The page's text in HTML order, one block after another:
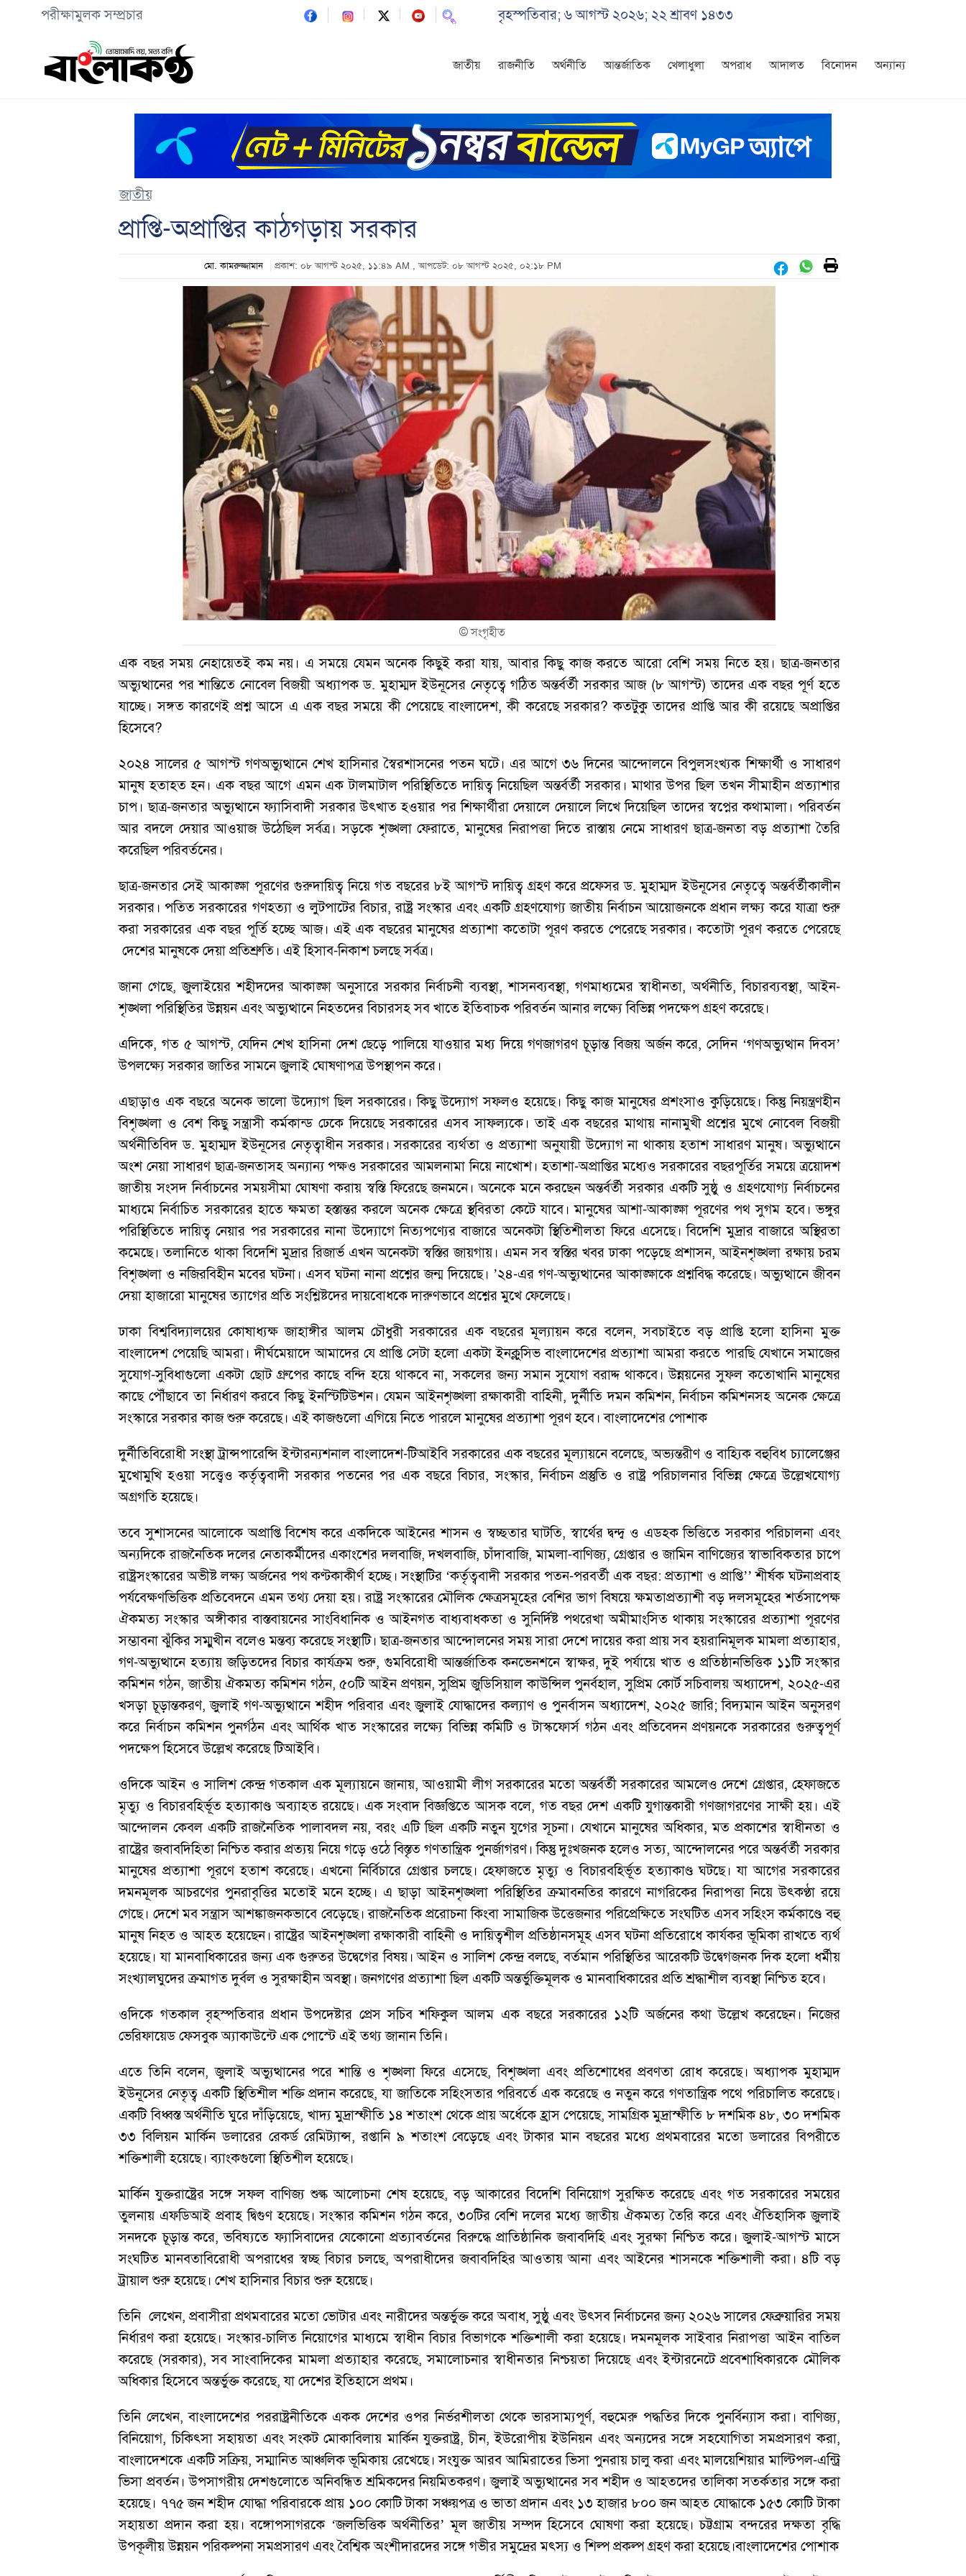
পরীক্ষামুলক সম্প্রচার বৃহস্পতিবার; ৬ আগস্ট ২০২৬; ২২ শ্রাবণ ১৪৩৩
জাতীয় রাজনীতি অর্থনীতি আন্তর্জাতিক খেলাধুলা অপরাধ আদালত বিনোদন অন্যান্য
জাতীয়
প্রাপ্তি-অপ্রাপ্তির কাঠগড়ায় সরকার
মো. কামরুজ্জামান প্রকাশ: ০৮ আগস্ট ২০২৫, ১১:৪৯ AM , আপডেট: ০৮ আগস্ট ২০২৫, ০২:১৮ PM
©সংগৃহীত
এক বছর সময় নেহায়েতই কম নয়। এ সময়ে যেমন অনেক কিছুই করা যায়, আবার কিছু কাজ করতে আরো বেশি সময় নিতে হয়। ছাত্র-জনতার
অভ্যুত্থানের পর শান্তিতে নোবেল বিজয়ী অধ্যাপক ড. মুহাম্মদ ইউনূসের নেতৃত্বে গঠিত অন্তর্বর্তী সরকার আজ (৮ আগস্ট) তাদের এক বছর পূর্ণ হতে
যাচ্ছে। সঙ্গত কারণেই প্রশ্ন আসে এ এক বছর সময়ে কী পেয়েছে বাংলাদেশ, কী করেছে সরকার? কতটুকু তাদের প্রাপ্তি আর কী রয়েছে অপ্রাপ্তির
হিসেবে?
২০২৪ সালের ৫ আগস্ট গণঅভ্যুত্থানে শেখ হাসিনার স্বৈরশাসনের পতন ঘটে। এর আগে ৩৬ দিনের আন্দোলনে বিপুলসংখ্যক শিক্ষার্থী ও সাধারণ
মানুষ হতাহত হন। এক বছর আগে এমন এক টালমাটাল পরিস্থিতিতে দায়িত্ব নিয়েছিল অন্তর্বর্তী সরকার। মাথার উপর ছিল তখন সীমাহীন প্রত্যাশার
চাপ। ছাত্র-জনতার অভ্যুত্থানে ফ্যাসিবাদী সরকার উৎখাত হওয়ার পর শিক্ষার্থীরা দেয়ালে দেয়ালে লিখে দিয়েছিল তাদের স্বপ্নের কথামালা। পরিবর্তন
আর বদলে দেয়ার আওয়াজ উঠেছিল সর্বত্র। সড়কে শৃঙ্খলা ফেরাতে, মানুষের নিরাপত্তা দিতে রাস্তায় নেমে সাধারণ ছাত্র-জনতা বড় প্রত্যাশা তৈরি
করেছিল পরিবর্তনের।
ছাত্র-জনতার সেই আকাঙ্ক্ষা পূরণের গুরুদায়িত্ব নিয়ে গত বছরের ৮ই আগস্ট দায়িত্ব গ্রহণ করে প্রফেসর ড. মুহাম্মদ ইউনূসের নেতৃত্বে অন্তর্বর্তীকালীন
সরকার। পতিত সরকারের গণহত্যা ও লুটপাটের বিচার, রাষ্ট্র সংস্কার এবং একটি গ্রহণযোগ্য জাতীয় নির্বাচন আয়োজনকে প্রধান লক্ষ্য করে যাত্রা শুরু
করা সরকারের এক বছর পূর্তি হচ্ছে আজ। এই এক বছরের মানুষের প্রত্যাশা কতোটা পূরণ করতে পেরেছে সরকার। কতোটা পূরণ করতে পেরেছে
দেশের মানুষকে দেয়া প্রতিশ্রুতি। এই হিসাব-নিকাশ চলছে সর্বত্র।
জানা গেছে, জুলাইয়ের শহীদদের আকাঙ্ক্ষা অনুসারে সরকার নির্বাচনী ব্যবস্থা, শাসনব্যবস্থা, গণমাধ্যমের স্বাধীনতা, অর্থনীতি, বিচারব্যবস্থা, আইন-
শৃঙ্খলা পরিস্থিতির উন্নয়ন এবং অভ্যুত্থানে নিহতদের বিচারসহ সব খাতে ইতিবাচক পরিবর্তন আনার লক্ষ্যে বিভিন্ন পদক্ষেপ গ্রহণ করেছে।
এদিকে, গত ৫ আগস্ট, যেদিন শেখ হাসিনা দেশ ছেড়ে পালিয়ে যাওয়ার মধ্য দিয়ে গণজাগরণ চূড়ান্ত বিজয় অর্জন করে, সেদিন ‘গণঅভ্যুত্থান দিবস’
উপলক্ষ্যে সরকার জাতির সামনে জুলাই ঘোষণাপত্র উপস্থাপন করে।
এছাড়াও এক বছরে অনেক ভালো উদ্যোগ ছিল সরকারের। কিছু উদ্যোগ সফলও হয়েছে। কিছু কাজ মানুষের প্রশংসাও কুড়িয়েছে। কিন্তু নিয়ন্ত্রণহীন
বিশৃঙ্খলা ও বেশ কিছু সন্ত্রাসী কর্মকান্ড ঢেকে দিয়েছে সরকারের এসব সাফল্যকে। তাই এক বছরের মাথায় নানামুখী প্রশ্নের মুখে নোবেল বিজয়ী
অর্থনীতিবিদ ড. মুহাম্মদ ইউনূসের নেতৃত্বাধীন সরকার। সরকারের ব্যর্থতা ও প্রত্যাশা অনুযায়ী উদ্যোগ না থাকায় হতাশ সাধারণ মানুষ। অভ্যুত্থানে
অংশ নেয়া সাধারণ ছাত্র-জনতাসহ অন্যান্য পক্ষও সরকারের আমলনামা নিয়ে নাখোশ। হতাশা-অপ্রাপ্তির মধ্যেও সরকারের বছরপূর্তির সময়ে ত্রয়োদশ
জাতীয় সংসদ নির্বাচনের সময়সীমা ঘোষণা করায় স্বস্তি ফিরেছে জনমনে। অনেকে মনে করছেন অন্তর্বর্তী সরকার একটি সুষ্ঠু ও গ্রহণযোগ্য নির্বাচনের
মাধ্যমে নির্বাচিত সরকারের হাতে ক্ষমতা হস্তান্তর করলে অনেক ক্ষেত্রে স্থবিরতা কেটে যাবে। মানুষের আশা-আকাঙ্ক্ষা পূরণের পথ সুগম হবে। ভঙ্গুর
পরিস্থিতিতে দায়িত্ব নেয়ার পর সরকারের নানা উদ্যোগে নিত্যপণ্যের বাজারে অনেকটা স্থিতিশীলতা ফিরে এসেছে। বিদেশি মুদ্রার বাজারে অস্থিরতা
কমেছে। তলানিতে থাকা বিদেশি মুদ্রার রিজার্ভ এখন অনেকটা স্বস্তির জায়গায়। এমন সব স্বস্তির খবর ঢাকা পড়েছে প্রশাসন, আইনশৃঙ্খলা রক্ষায় চরম
বিশৃঙ্খলা ও নজিরবিহীন মবের ঘটনা। এসব ঘটনা নানা প্রশ্নের জন্ম দিয়েছে। ’২৪-এর গণ-অভ্যুত্থানের আকাঙ্ক্ষাকে প্রশ্নবিদ্ধ করেছে। অভ্যুত্থানে জীবন
দেয়া হাজারো মানুষের ত্যাগের প্রতি সংশ্লিষ্টদের দায়বোধকে দারুণভাবে প্রশ্নের মুখে ফেলেছে।
ঢাকা বিশ্ববিদ্যালয়ের কোষাধ্যক্ষ জাহাঙ্গীর আলম চৌধুরী সরকারের এক বছরের মূল্যায়ন করে বলেন, সবচাইতে বড় প্রাপ্তি হলো হাসিনা মুক্ত
বাংলাদেশ পেয়েছি আমরা। দীর্ঘমেয়াদে আমাদের যে প্রাপ্তি সেটা হলো একটা ইনক্লুসিভ বাংলাদেশের প্রত্যাশা আমরা করতে পারছি যেখানে সমাজের
সুযোগ-সুবিধাগুলো একটা ছোট গ্রুপের কাছে বন্দি হয়ে থাকবে না, সকলের জন্য সমান সুযোগ বরাদ্দ থাকবে। উন্নয়নের সুফল কতোখানি মানুষের
কাছে পৌঁছাবে তা নির্ধারণ করবে কিছু ইনস্টিটিউশন। যেমন আইনশৃঙ্খলা রক্ষাকারী বাহিনী, দুর্নীতি দমন কমিশন, নির্বাচন কমিশনসহ অনেক ক্ষেত্রে
সংস্কারে সরকার কাজ শুরু করেছে। এই কাজগুলো এগিয়ে নিতে পারলে মানুষের প্রত্যাশা পূরণ হবে। বাংলাদেশের পোশাক
দুর্নীতিবিরোধী সংস্থা ট্রান্সপারেন্সি ইন্টারন্যশনাল বাংলাদেশ-টিআইবি সরকারের এক বছরের মূল্যায়নে বলেছে, অভ্যন্তরীণ ও বাহ্যিক বহুবিধ চ্যালেঞ্জের
মুখোমুখি হওয়া সত্ত্বেও কর্তৃত্ববাদী সরকার পতনের পর এক বছরে বিচার, সংস্কার, নির্বাচন প্রস্তুতি ও রাষ্ট্র পরিচালনার বিভিন্ন ক্ষেত্রে উল্লেখযোগ্য
অগ্রগতি হয়েছে।
তবে সুশাসনের আলোকে অপ্রাপ্তি বিশেষ করে একদিকে আইনের শাসন ও স্বচ্ছতার ঘাটতি, স্বার্থের দ্বন্দ্ব ও এডহক ভিত্তিতে সরকার পরিচালনা এবং
অন্যদিকে রাজনৈতিক দলের নেতাকর্মীদের একাংশের দলবাজি, দখলবাজি, চাঁদাবাজি, মামলা-বাণিজ্য, গ্রেপ্তার ও জামিন বাণিজ্যের স্বাভাবিকতার চাপে
রাষ্ট্রসংস্কারের অভীষ্ট লক্ষ্য অর্জনের পথ কণ্টকাকীর্ণ হচ্ছে। সংস্থাটির ‘কর্তৃত্ববাদী সরকার পতন-পরবর্তী এক বছর: প্রত্যাশা ও প্রাপ্তি’’ শীর্ষক ঘটনাপ্রবাহ
পর্যবেক্ষণভিত্তিক প্রতিবেদনে এমন তথ্য দেয়া হয়। রাষ্ট্র সংস্কারের মৌলিক ক্ষেত্রসমূহের বেশির ভাগ বিষয়ে ক্ষমতাপ্রত্যাশী বড় দলসমূহের শর্তসাপেক্ষ
ঐকমত্য সংস্কার অঙ্গীকার বাস্তবায়নের সাংবিধানিক ও আইনগত বাধ্যবাধকতা ও সুনির্দিষ্ট পথরেখা অমীমাংসিত থাকায় সংস্কারের প্রত্যাশা পূরণের
সম্ভাবনা ঝুঁকির সম্মুখীন বলেও মন্তব্য করেছে সংস্থাটি। ছাত্র-জনতার আন্দোলনের সময় সারা দেশে দায়ের করা প্রায় সব হয়রানিমূলক মামলা প্রত্যাহার,
গণ-অভ্যুত্থানে হত্যায় জড়িতদের বিচার কার্যক্রম শুরু, গুমবিরোধী আন্তর্জাতিক কনভেনশনে স্বাক্ষর, দুই পর্যায়ে খাত ও প্রতিষ্ঠানভিত্তিক ১১টি সংস্কার
কমিশন গঠন, জাতীয় ঐকমত্য কমিশন গঠন, ৫০টি আইন প্রণয়ন, সুপ্রিম জুডিসিয়াল কাউন্সিল পুনর্বহাল, সুপ্রিম কোর্ট সচিবালয় অধ্যাদেশ, ২০২৫-এর
খসড়া চূড়ান্তকরণ, জুলাই গণ-অভ্যুত্থানে শহীদ পরিবার এবং জুলাই যোদ্ধাদের কল্যাণ ও পুনর্বাসন অধ্যাদেশ, ২০২৫ জারি; বিদ্যমান আইন অনুসরণ
করে নির্বাচন কমিশন পুনর্গঠন এবং আর্থিক খাত সংস্কারের লক্ষ্যে বিভিন্ন কমিটি ও টাস্কফোর্স গঠন এবং প্রতিবেদন প্রণয়নকে সরকারের গুরুত্বপূর্ণ
পদক্ষেপ হিসেবে উল্লেখ করেছে টিআইবি।
ওদিকে আইন ও সালিশ কেন্দ্র গতকাল এক মূল্যায়নে জানায়, আওয়ামী লীগ সরকারের মতো অন্তর্বর্তী সরকারের আমলেও দেশে গ্রেপ্তার, হেফাজতে
মৃত্যু ও বিচারবহির্ভূত হত্যাকাণ্ড অব্যাহত রয়েছে। এক সংবাদ বিজ্ঞপ্তিতে আসক বলে, গত বছর দেশ একটি যুগান্তকারী গণজাগরণের সাক্ষী হয়। এই
আন্দোলন কেবল একটি রাজনৈতিক পালাবদল নয়, বরং এটি ছিল একটি নতুন যুগের সূচনা। যেখানে মানুষের অধিকার, মত প্রকাশের স্বাধীনতা ও
রাষ্ট্রের জবাবদিহিতা নিশ্চিত করার প্রত্যয় নিয়ে গড়ে ওঠে বিস্তৃত গণতান্ত্রিক পুনর্জাগরণ। কিন্তু দুঃখজনক হলেও সত্য, আন্দোলনের পরে অন্তর্বর্তী সরকার
মানুষের প্রত্যাশা পূরণে হতাশ করেছে। এখনো নির্বিচারে গ্রেপ্তার চলছে। হেফাজতে মৃত্যু ও বিচারবহির্ভূত হত্যাকাণ্ড ঘটছে। যা আগের সরকারের
দমনমূলক আচরণের পুনরাবৃত্তির মতোই মনে হচ্ছে। এ ছাড়া আইনশৃঙ্খলা পরিস্থিতির ক্রমাবনতির কারণে নাগরিকের নিরাপত্তা নিয়ে উৎকণ্ঠা রয়ে
গেছে। দেশে মব সন্ত্রাস আশঙ্কাজনকভাবে বেড়েছে। রাজনৈতিক প্ররোচনা কিংবা সামাজিক উত্তেজনার পরিপ্রেক্ষিতে সংঘটিত এসব সহিংস কর্মকাণ্ডে বহু
মানুষ নিহত ও আহত হয়েছেন। রাষ্ট্রের আইনশৃঙ্খলা রক্ষাকারী বাহিনী ও দায়িত্বশীল প্রতিষ্ঠানসমূহ এসব ঘটনা প্রতিরোধে কার্যকর ভূমিকা রাখতে ব্যর্থ
হয়েছে। যা মানবাধিকারের জন্য এক গুরুতর উদ্বেগের বিষয়। আইন ও সালিশ কেন্দ্র বলছে, বর্তমান পরিস্থিতির আরেকটি উদ্বেগজনক দিক হলো ধর্মীয়
সংখ্যালঘুদের ক্রমাগত দুর্বল ও সুরক্ষাহীন অবস্থা। জনগণের প্রত্যাশা ছিল একটি অন্তর্ভুক্তিমূলক ও মানবাধিকারের প্রতি শ্রদ্ধাশীল ব্যবস্থা নিশ্চিত হবে।
ওদিকে গতকাল বৃহস্পতিবার প্রধান উপদেষ্টার প্রেস সচিব শফিকুল আলম এক বছরে সরকারের ১২টি অর্জনের কথা উল্লেখ করেছেন। নিজের
ভেরিফায়েড ফেসবুক অ্যাকাউন্টে এক পোস্টে এই তথ্য জানান তিনি।
এতে তিনি বলেন, জুলাই অভ্যুত্থানের পরে শান্তি ও শৃঙ্খলা ফিরে এসেছে, বিশৃঙ্খলা এবং প্রতিশোধের প্রবণতা রোধ করেছে। অধ্যাপক মুহাম্মদ
ইউনূসের নেতৃত্ব একটি স্থিতিশীল শক্তি প্রদান করেছে, যা জাতিকে সহিংসতার পরিবর্তে এক করেছে ও নতুন করে গণতান্ত্রিক পথে পরিচালিত করেছে।
একটি বিধ্বস্ত অর্থনীতি ঘুরে দাঁড়িয়েছে, খাদ্য মুদ্রাস্ফীতি ১৪ শতাংশ থেকে প্রায় অর্ধেকে হ্রাস পেয়েছে, সামগ্রিক মুদ্রাস্ফীতি ৮ দশমিক ৪৮, ৩০ দশমিক
৩৩ বিলিয়ন মার্কিন ডলারের রেকর্ড রেমিট্যান্স, রপ্তানি ৯ শতাংশ বেড়েছে এবং টাকার মান বছরের মধ্যে প্রথমবারের মতো ডলারের বিপরীতে
শক্তিশালী হয়েছে। ব্যাংকগুলো স্থিতিশীল হয়েছে।
মার্কিন যুক্তরাষ্ট্রের সঙ্গে সফল বাণিজ্য শুল্ক আলোচনা শেষ হয়েছে, বড় আকারের বিদেশি বিনিয়োগ সুরক্ষিত করেছে এবং গত সরকারের সময়ের
তুলনায় এফডিআই প্রবাহ দ্বিগুণ হয়েছে। সংস্কার কমিশন গঠন করে, ৩০টির বেশি দলের মধ্যে জাতীয় ঐকমত্য তৈরি করে এবং ঐতিহাসিক জুলাই
সনদকে চূড়ান্ত করে, ভবিষ্যতে ফ্যাসিবাদের যেকোনো প্রত্যাবর্তনের বিরুদ্ধে প্রাতিষ্ঠানিক জবাবদিহি এবং সুরক্ষা নিশ্চিত করে। জুলাই-আগস্ট মাসে
সংঘটিত মানবতাবিরোধী অপরাধের স্বচ্ছ বিচার চলছে, অপরাধীদের জবাবদিহির আওতায় আনা এবং আইনের শাসনকে শক্তিশালী করা। ৪টি বড়
ট্রায়াল শুরু হয়েছে। শেখ হাসিনার বিচার শুরু হয়েছে।
তিনি লেখেন, প্রবাসীরা প্রথমবারের মতো ভোটার এবং নারীদের অন্তর্ভুক্ত করে অবাধ, সুষ্ঠু এবং উৎসব নির্বাচনের জন্য ২০২৬ সালের ফেব্রুয়ারির সময়
নির্ধারণ করা হয়েছে। সংস্কার-চালিত নিয়োগের মাধ্যমে স্বাধীন বিচার বিভাগকে শক্তিশালী করা হয়েছে। দমনমূলক সাইবার নিরাপত্তা আইন বাতিল
করেছে (সরকার), সব সাংবাদিকের মামলা প্রত্যাহার করেছে, সমালোচনার স্বাধীনতার নিশ্চয়তা দিয়েছে এবং ইন্টারনেটে প্রবেশাধিকারকে মৌলিক
অধিকার হিসেবে অন্তর্ভুক্ত করেছে, যা দেশের ইতিহাসে প্রথম।
তিনি লেখেন, বাংলাদেশের পররাষ্ট্রনীতিকে একক দেশের ওপর নির্ভরশীলতা থেকে ভারসাম্যপূর্ণ, বহুমেরু পদ্ধতির দিকে পুনর্বিন্যাস করা। বাণিজ্য,
বিনিয়োগ, চিকিৎসা সহায়তা এবং সংকট মোকাবিলায় মার্কিন যুক্তরাষ্ট্র, চীন, ইউরোপীয় ইউনিয়ন এবং অন্যদের সঙ্গে সহযোগিতা সমপ্রসারণ করা,
বাংলাদেশকে একটি সক্রিয়, সম্মানিত আঞ্চলিক ভূমিকায় রেখেছে। সংযুক্ত আরব আমিরাতের ভিসা পুনরায় চালু করা এবং মালয়েশিয়ার মাল্টিপল-এন্ট্রি
ভিসা প্রবর্তন। উপসাগরীয় দেশগুলোতে অনিবন্ধিত শ্রমিকদের নিয়মিতকরণ। জুলাই অভ্যুত্থানের সব শহীদ ও আহতদের তালিকা সতর্কতার সঙ্গে করা
হয়েছে। ৭৭৫ জন শহীদ যোদ্ধা পরিবারকে প্রায় ১০০ কোটি টাকা সঞ্চয়পত্র ও ভাতা প্রদান এবং ১৩ হাজার ৮০০ জন আহত যোদ্ধাকে ১৫৩ কোটি টাকা
সহায়তা প্রদান করা হয়। বঙ্গোপসাগরকে ‘জলভিত্তিক অর্থনীতির’ মূল জাতীয় সম্পদ হিসেবে ঘোষণা করা হয়েছে। চট্টগ্রাম বন্দরের দক্ষতা বৃদ্ধি
উপকূলীয় উন্নয়ন পরিকল্পনা সমপ্রসারণ এবং বৈশ্বিক অংশীদারদের সঙ্গে গভীর সমুদ্রের মৎস্য ও শিল্প প্রকল্প গ্রহণ করা হয়েছে।বাংলাদেশের পোশাক